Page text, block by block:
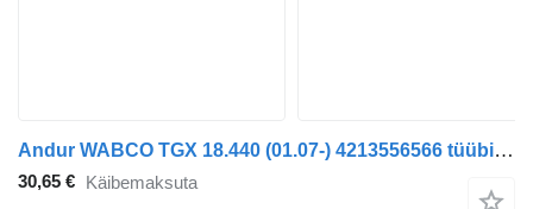
Andur WABCO TGX 18.440 (01.07-) 4213556566 tüübi jaoks sadulveoki MAN TGL, TGM, TGS, TGX (2005-2021)
30,65 € Käibemaksuta